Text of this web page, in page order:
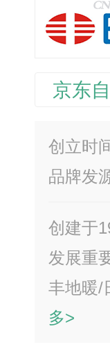
京东
创立时
品牌发
创建于
发展重
丰地暖/
多>